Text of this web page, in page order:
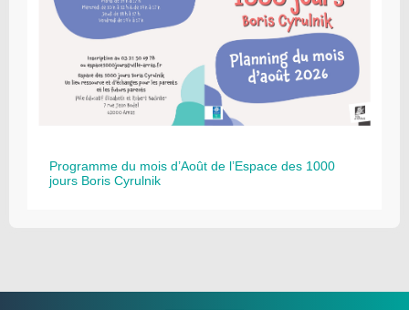
Programme du mois d’Août de l’Espace des 1000
jours Boris Cyrulnik